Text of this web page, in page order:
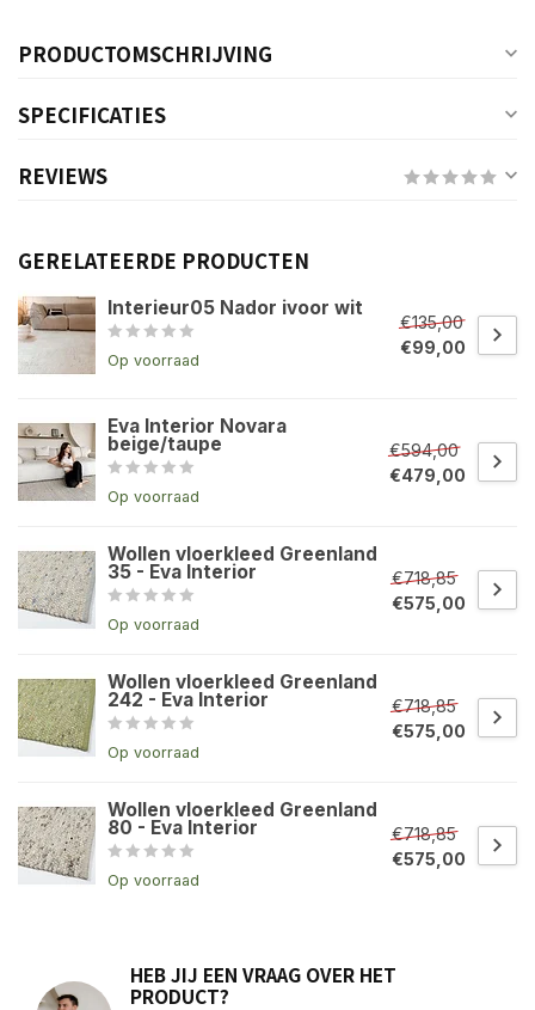
PRODUCTOMSCHRIJVING
SPECIFICATIES
REVIEWS
GERELATEERDE PRODUCTEN
Interieur05 Nador ivoor wit
Op voorraad
€135,00
€99,00
Eva Interior Novara
beige/taupe
Op voorraad
€594,00
€479,00
Wollen vloerkleed Greenland
35 - Eva Interior
Op voorraad
€718,85
€575,00
Wollen vloerkleed Greenland
242 - Eva Interior
Op voorraad
€718,85
€575,00
Wollen vloerkleed Greenland
80 - Eva Interior
Op voorraad
€718,85
€575,00
HEB JIJ EEN VRAAG OVER HET
PRODUCT?